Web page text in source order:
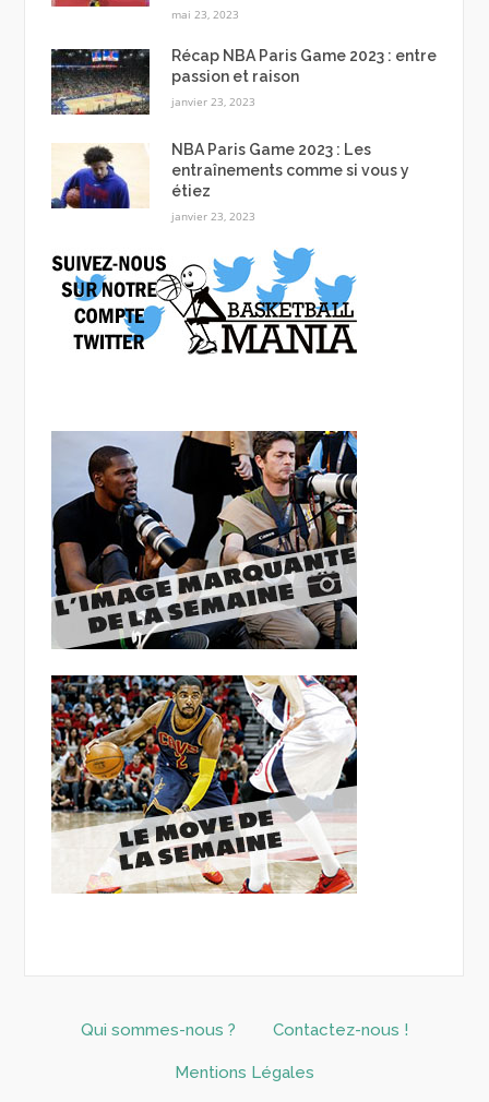
mai 23, 2023
Récap NBA Paris Game 2023 : entre
passion et raison
janvier 23, 2023
NBA Paris Game 2023 : Les
entraînements comme si vous y
étiez
janvier 23, 2023
Qui sommes-nous ? Contactez-nous !
Mentions Légales